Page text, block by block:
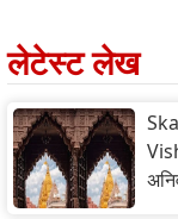
लेटेस्ट लेख